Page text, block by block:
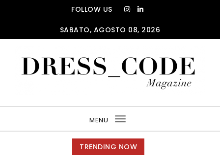
FOLLOW US
SABATO, AGOSTO 08, 2026
MENU
Toggle
navigation
TRENDING NOW